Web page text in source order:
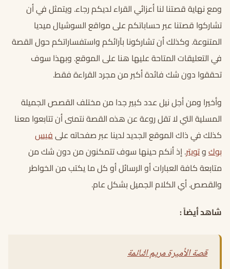
ومع نهاية قصتنا لنا أعزائي القراء لديكم رجاء. ويتمثل في أن
تشاركوا قصتنا عبر حساباتكم على مواقع السوشيال ميديا
المتنوعة. وكذلك أن تشاركونا بآرائكم واستفساراتكم حول القصة
في التعليقات المتاحة عليها هنا على الموقع. وبهذا سوف
تحققوا دون شك فائدة أكبر من مجرد القراءة فقط.
وأخيرا ومن أجل نيل عدد كبير جدا من مختلف القصص الجميلة
المسلية التي لا تقل روعة عن هذه القصة نتمنى أن تتابعوا معنا
كذلك في ذاك الموقع الجديد لدينا عبر صفحاته علىفيس
بوكوتويتر. إذ أنكم حينها سوف تتمكنون من دون شك من
متابعة كافة العبارات أو الرسائل أو كل ما يكتب من الخواطر
والقصص. أي الكلام الجميل بشكل عام.
شاهد أيضاً :
قصة الأميرة مريم النائمة